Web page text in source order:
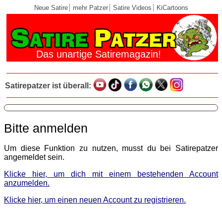
Neue Satire mehr Patzer Satire Videos KiCartoons
Das unartige Satiremagazin!
Satirepatzer ist überall:
Bitte anmelden
Um diese Funktion zu nutzen, musst du bei Satirepatzer
angemeldet sein.
Klicke hier, um dich mit einem bestehenden Account
anzumelden.
Klicke hier, um einen neuen Account zu registrieren.